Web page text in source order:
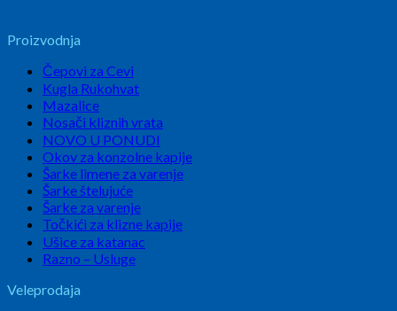
Proizvodnja
Čepovi za Cevi
Kugla Rukohvat
Mazalice
Nosači kliznih vrata
NOVO U PONUDI
Okov za konzolne kapije
Šarke limene za varenje
Šarke štelujuće
Šarke za varenje
Točkići za klizne kapije
Ušice za katanac
Razno – Usluge
Veleprodaja